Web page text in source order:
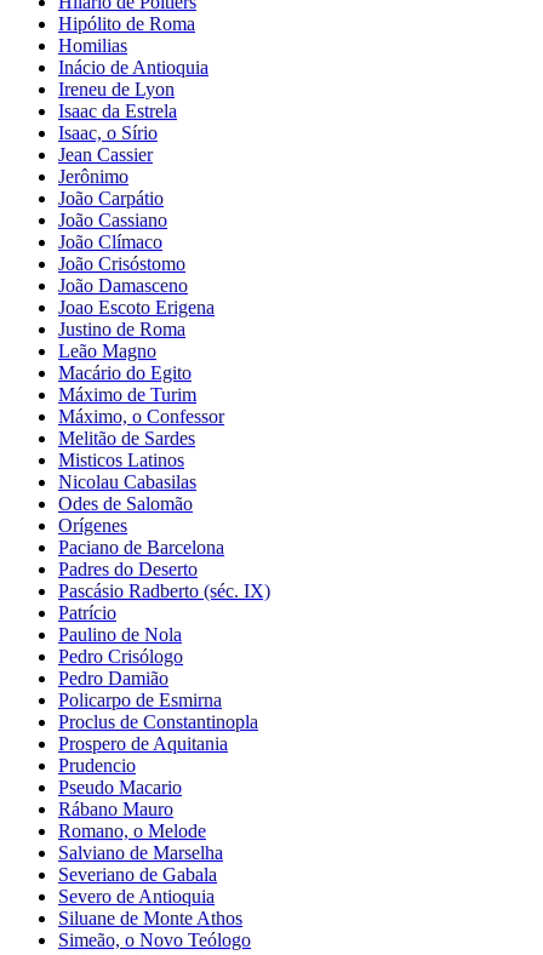
Hipólito de Roma
Homilias
Inácio de Antioquia
Ireneu de Lyon
Isaac da Estrela
Isaac, o Sírio
Jean Cassier
Jerônimo
João Carpátio
João Cassiano
João Clímaco
João Crisóstomo
João Damasceno
Joao Escoto Erigena
Justino de Roma
Leão Magno
Macário do Egito
Máximo de Turim
Máximo, o Confessor
Melitão de Sardes
Misticos Latinos
Nicolau Cabasilas
Odes de Salomão
Orígenes
Paciano de Barcelona
Padres do Deserto
Pascásio Radberto (séc. IX)
Patrício
Paulino de Nola
Pedro Crisólogo
Pedro Damião
Policarpo de Esmirna
Proclus de Constantinopla
Prospero de Aquitania
Prudencio
Pseudo Macario
Rábano Mauro
Romano, o Melode
Salviano de Marselha
Severiano de Gabala
Severo de Antioquia
Siluane de Monte Athos
Simeão, o Novo Teólogo